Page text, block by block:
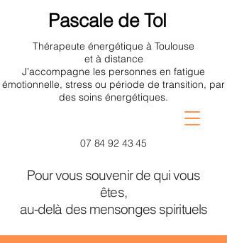
Pascale de Tol
Thérapeute énergétique à Toulouse
et à distance
J’accompagne les personnes en fatigue
émotionnelle, stress ou période de transition, par
des soins énergétiques.
07 84 92 43 45
Pour vous souvenir de qui vous
êtes,
au-delà des mensonges spirituels